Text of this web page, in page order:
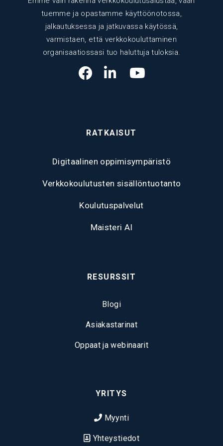
tuemme ja opastamme käyttöönotossa,
jalkautuksessa ja jatkuvassa käytössä,
varmistaen, että verkkokouluttaminen
organisaatiossasi tuo haluttuja tuloksia.
RATKAISUT
Digitaalinen oppimisympäristö
Verkkokoulutusten sisällöntuotanto
Koulutuspalvelut
Maisteri AI
RESURSSIT
Blogi
Asiakastarinat
Oppaat ja webinaarit
YRITYS
Myynti
Yhteystiedot